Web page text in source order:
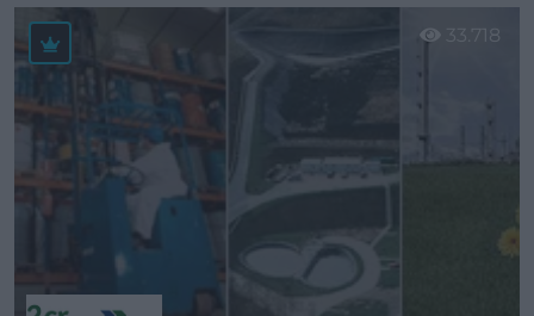
33.718